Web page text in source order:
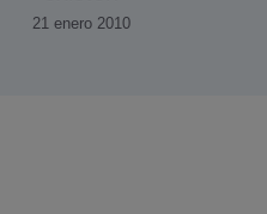
21 enero 2010